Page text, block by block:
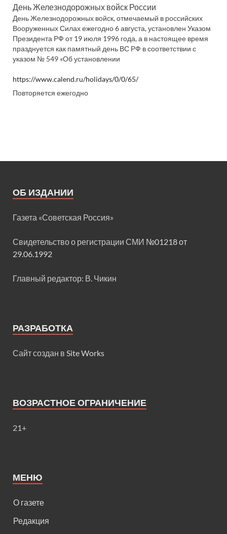
День Железнодорожных войск России
День Железнодорожных войск, отмечаемый в российских
Вооруженных Силах ежегодно 6 августа, установлен Указом
Президента РФ от 19 июля 1996 года, а в настоящее время
празднуется как памятный день ВС РФ в соответствии с
указом № 549 «Об установлении
https://www.calend.ru/holidays/0/0/65/
Повторяется ежегодно
ОБ ИЗДАНИИ
Газета «Советская Россия»
Свидетельство о регистрации СМИ №01218 от
29.06.1992
Главный редактор: В. Чикин
РАЗРАБОТКА
Сайт создан в Site Works
ВОЗРАСТНОЕ ОГРАНИЧЕНИЕ
21+
МЕНЮ
О газете
Редакция